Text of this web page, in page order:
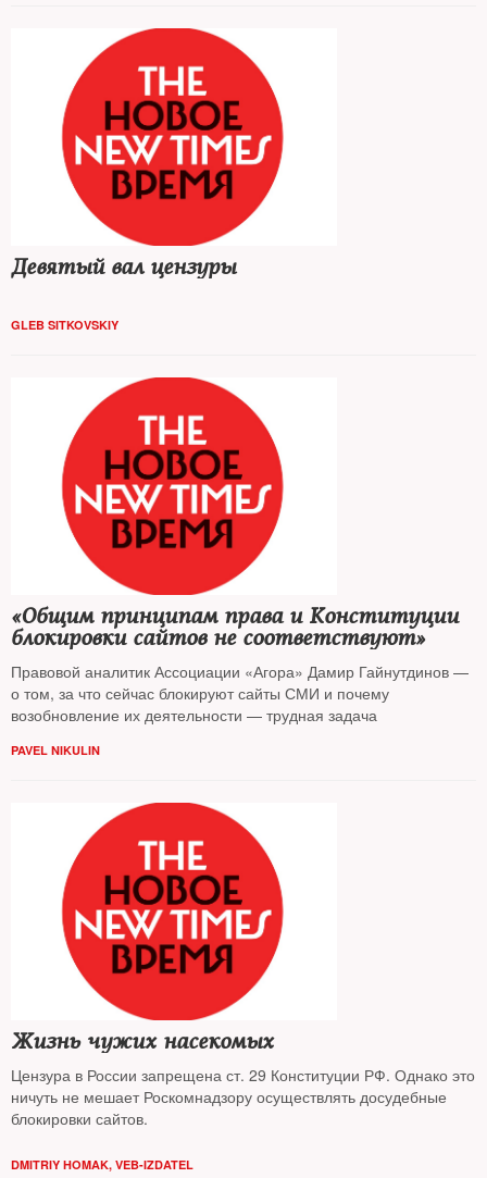
Девятый вал цензуры
GLEB SITKOVSKIY
«Общим принципам права и Конституции
блокировки сайтов не соответствуют»
Правовой аналитик Ассоциации «Агора» Дамир Гайнутдинов —
о том, за что сейчас блокируют сайты СМИ и почему
возобновление их деятельности — трудная задача
PAVEL NIKULIN
Жизнь чужих насекомых
Цензура в России запрещена ст. 29 Конституции РФ. Однако это
ничуть не мешает Роскомнадзору осуществлять досудебные
блокировки сайтов.
DMITRIY HOMAK, VEB-IZDATEL